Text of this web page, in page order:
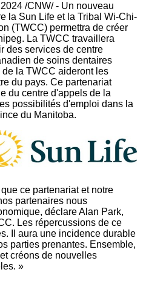
/CNW/ - Un nouveau
la Sun Life et la Tribal Wi-Chi-
(TWCC) permettra de créer
. La TWCC travaillera
des services de centre
de soins dentaires
la TWCC aideront les
du pays. Ce partenariat
du centre d'appels de la
possibilités d'emploi dans la
du Manitoba.
ce partenariat et notre
partenaires nous
déclare Alan Park,
Les répercussions de ce
Il aura une incidence durable
parties prenantes. Ensemble,
créons de nouvelles
»